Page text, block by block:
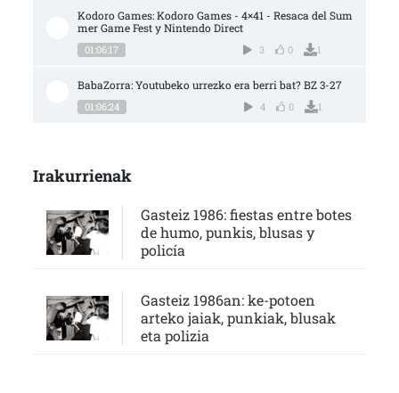
Kodoro Games: Kodoro Games - 4×41 - Resaca del Sum
mer Game Fest y Nintendo Direct
01:06:17 3 0 1
BabaZorra: Youtubeko urrezko era berri bat? BZ 3-27
01:06:24 4 0 1
Irakurrienak
Gasteiz 1986: fiestas entre botes
de humo, punkis, blusas y
policía
Gasteiz 1986an: ke-potoen
arteko jaiak, punkiak, blusak
eta polizia